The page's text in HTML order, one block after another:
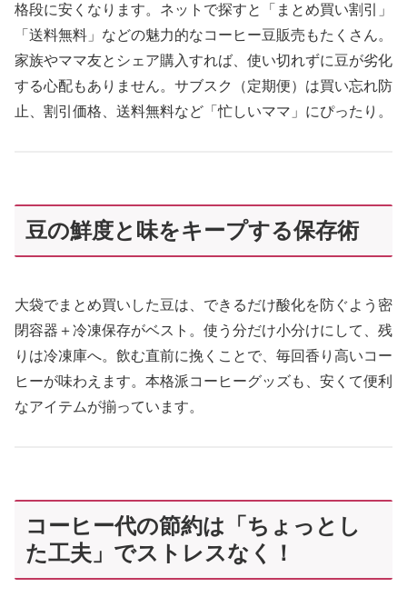
格段に安くなります。ネットで探すと「まとめ買い割引」
「送料無料」などの魅力的なコーヒー豆販売もたくさん。
家族やママ友とシェア購入すれば、使い切れずに豆が劣化
する心配もありません。サブスク（定期便）は買い忘れ防
止、割引価格、送料無料など「忙しいママ」にぴったり。
豆の鮮度と味をキープする保存術
大袋でまとめ買いした豆は、できるだけ酸化を防ぐよう密
閉容器＋冷凍保存がベスト。使う分だけ小分けにして、残
りは冷凍庫へ。飲む直前に挽くことで、毎回香り高いコー
ヒーが味わえます。本格派コーヒーグッズも、安くて便利
なアイテムが揃っています。
コーヒー代の節約は「ちょっとし
た工夫」でストレスなく！